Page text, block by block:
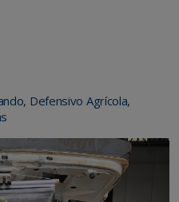
, Defensivo Agrícola,